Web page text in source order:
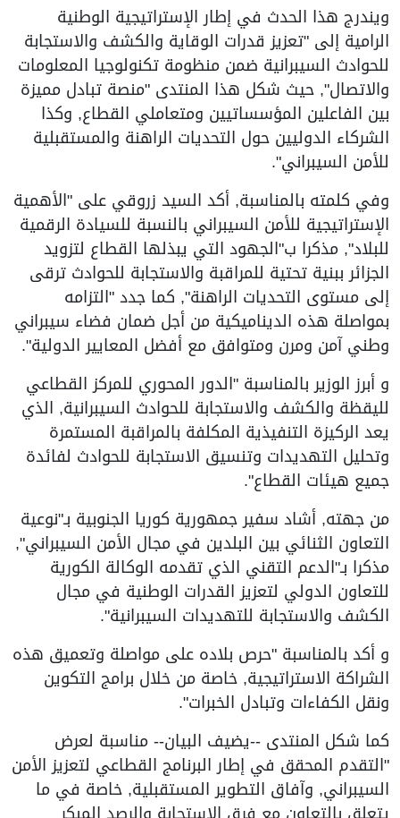
ويندرج هذا الحدث في إطار الإستراتيجية الوطنية
الرامية إلى "تعزيز قدرات الوقاية والكشف والاستجابة
للحوادث السيبرانية ضمن منظومة تكنولوجيا المعلومات
والاتصال", حيث شكل هذا المنتدى "منصة تبادل مميزة
بين الفاعلين المؤسساتيين ومتعاملي القطاع, وكذا
الشركاء الدوليين حول التحديات الراهنة والمستقبلية
للأمن السيبراني".
وفي كلمته بالمناسبة, أكد السيد زروقي على "الأهمية
الإستراتيجية للأمن السيبراني بالنسبة للسيادة الرقمية
للبلاد", مذكرا ب"الجهود التي يبذلها القطاع لتزويد
الجزائر ببنية تحتية للمراقبة والاستجابة للحوادث ترقى
إلى مستوى التحديات الراهنة", كما جدد "التزامه
بمواصلة هذه الديناميكية من أجل ضمان فضاء سيبراني
وطني آمن ومرن ومتوافق مع أفضل المعايير الدولية".
و أبرز الوزير بالمناسبة "الدور المحوري للمركز القطاعي
لليقظة والكشف والاستجابة للحوادث السيبرانية, الذي
يعد الركيزة التنفيذية المكلفة بالمراقبة المستمرة
وتحليل التهديدات وتنسيق الاستجابة للحوادث لفائدة
جميع هيئات القطاع".
من جهته, أشاد سفير جمهورية كوريا الجنوبية بـ"نوعية
التعاون الثنائي بين البلدين في مجال الأمن السيبراني",
مذكرا بـ"الدعم التقني الذي تقدمه الوكالة الكورية
للتعاون الدولي لتعزيز القدرات الوطنية في مجال
الكشف والاستجابة للتهديدات السيبرانية".
و أكد بالمناسبة "حرص بلاده على مواصلة وتعميق هذه
الشراكة الاستراتيجية, خاصة من خلال برامج التكوين
ونقل الكفاءات وتبادل الخبرات".
كما شكل المنتدى --يضيف البيان-- مناسبة لعرض
"التقدم المحقق في إطار البرنامج القطاعي لتعزيز الأمن
السيبراني, وآفاق التطوير المستقبلية, خاصة في ما